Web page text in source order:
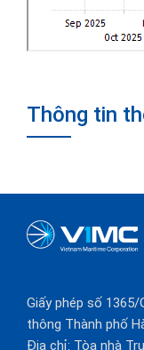
Thông tin
Giấy phép số
thông Thành phố
Địa chỉ: Tòa nhà